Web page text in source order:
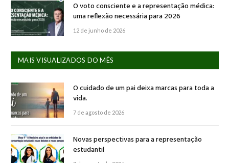
O voto consciente e a representação médica:
uma reflexão necessária para 2026
12 de junho de 2026
MAIS VISUALIZADOS DO MÊS
O cuidado de um pai deixa marcas para toda a
vida.
7 de agosto de 2026
Novas perspectivas para a representação
estudantil